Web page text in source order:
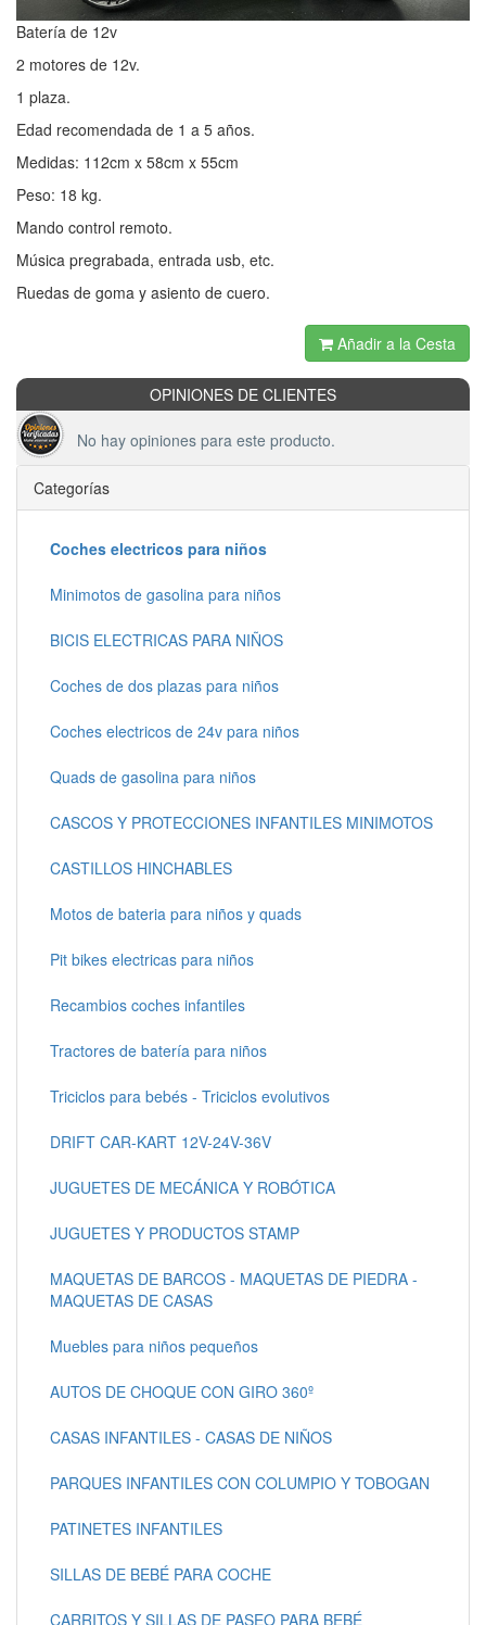
Batería de 12v
2 motores de 12v.
1 plaza.
Edad recomendada de 1 a 5 años.
Medidas: 112cm x 58cm x 55cm
Peso: 18 kg.
Mando control remoto.
Música pregrabada, entrada usb, etc.
Ruedas de goma y asiento de cuero.
Añadir a la Cesta
OPINIONES DE CLIENTES
No hay opiniones para este producto.
Categorías
Coches electricos para niños
Minimotos de gasolina para niños
BICIS ELECTRICAS PARA NIÑOS
Coches de dos plazas para niños
Coches electricos de 24v para niños
Quads de gasolina para niños
CASCOS Y PROTECCIONES INFANTILES MINIMOTOS
CASTILLOS HINCHABLES
Motos de bateria para niños y quads
Pit bikes electricas para niños
Recambios coches infantiles
Tractores de batería para niños
Triciclos para bebés - Triciclos evolutivos
DRIFT CAR-KART 12V-24V-36V
JUGUETES DE MECÁNICA Y ROBÓTICA
JUGUETES Y PRODUCTOS STAMP
MAQUETAS DE BARCOS - MAQUETAS DE PIEDRA -
MAQUETAS DE CASAS
Muebles para niños pequeños
AUTOS DE CHOQUE CON GIRO 360º
CASAS INFANTILES - CASAS DE NIÑOS
PARQUES INFANTILES CON COLUMPIO Y TOBOGAN
PATINETES INFANTILES
SILLAS DE BEBÉ PARA COCHE
CARRITOS Y SILLAS DE PASEO PARA BEBÉ